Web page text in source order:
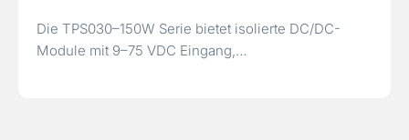
Die TPS030–150W Serie bietet isolierte DC/DC-
Module mit 9–75 VDC Eingang,…